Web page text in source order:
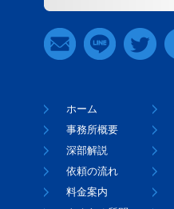
ホーム
事務所概要
深部解説
依頼の流れ
料金案内